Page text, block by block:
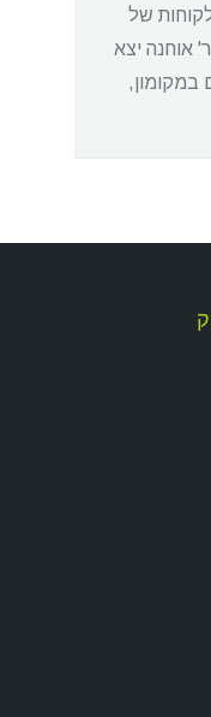
של
אוחנה יצא
במקומון,